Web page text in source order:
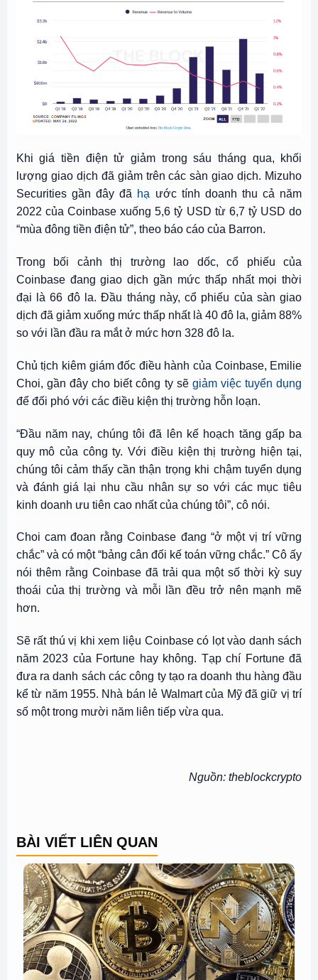
Khi giá tiền điện tử giảm trong sáu tháng qua, khối
lượng giao dịch đã giảm trên các sàn giao dịch. Mizuho
Securities gần đây đã hạ ước tính doanh thu cả năm
2022 của Coinbase xuống 5,6 tỷ USD từ 6,7 tỷ USD do
“mùa đông tiền điện tử”, theo báo cáo của Barron.
Trong bối cảnh thị trường lao dốc, cổ phiếu của
Coinbase đang giao dịch gần mức thấp nhất mọi thời
đại là 66 đô la. Đầu tháng này, cổ phiếu của sàn giao
dịch đã giảm xuống mức thấp nhất là 40 đô la, giảm 88%
so với lần đầu ra mắt ở mức hơn 328 đô la.
Chủ tịch kiêm giám đốc điều hành của Coinbase, Emilie
Choi, gần đâycho biếtcông ty sẽ giảm việc tuyển dụng
để đối phó với các điều kiện thị trường hỗn loạn.
“Đầu năm nay, chúng tôi đã lên kế hoạch tăng gấp ba
quy mô của công ty. Với điều kiện thị trường hiện tại,
chúng tôi cảm thấy cần thận trọng khi chậm tuyển dụng
và đánh giá lại nhu cầu nhân sự so với các mục tiêu
kinh doanh ưu tiên cao nhất của chúng tôi”, cô nói.
Choi cam đoan rằng Coinbase đang “ở một vị trí vững
chắc” và có một “bảng cân đối kế toán vững chắc.” Cô ấy
nói thêm rằng Coinbase đã trải qua một số thời kỳ suy
thoái của thị trường và mỗi lần đều trở nên mạnh mẽ
hơn.
Sẽ rất thú vị khi xem liệu Coinbase có lọt vào danh sách
năm 2023 của Fortune hay không. Tạp chí Fortune đã
đưa ra danh sách các công ty tạo ra doanh thu hàng đầu
kể từ năm 1955. Nhà bán lẻ Walmart của Mỹ đã giữ vị trí
số một trong mười năm liên tiếp vừa qua.
Nguồn: theblockcrypto
BÀI VIẾT LIÊN QUAN